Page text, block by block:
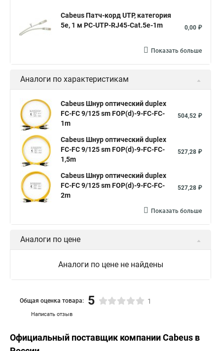
Cabeus Патч-корд UTP, категория
5e, 1 м PC-UTP-RJ45-Cat.5e-1m
0,00 ₽
Показать больше
Аналоги по характеристикам
Cabeus Шнур оптический duplex
FC-FC 9/125 sm FOP(d)-9-FC-FC-
1m
504,52 ₽
Cabeus Шнур оптический duplex
FC-FC 9/125 sm FOP(d)-9-FC-FC-
1,5m
527,28 ₽
Cabeus Шнур оптический duplex
FC-FC 9/125 sm FOP(d)-9-FC-FC-
2m
527,28 ₽
Показать больше
Аналоги по цене
Аналоги по цене не найдены
Написать отзыв
Общая оценка товара: 5 1
Официальный поставщик компанииCabeus в